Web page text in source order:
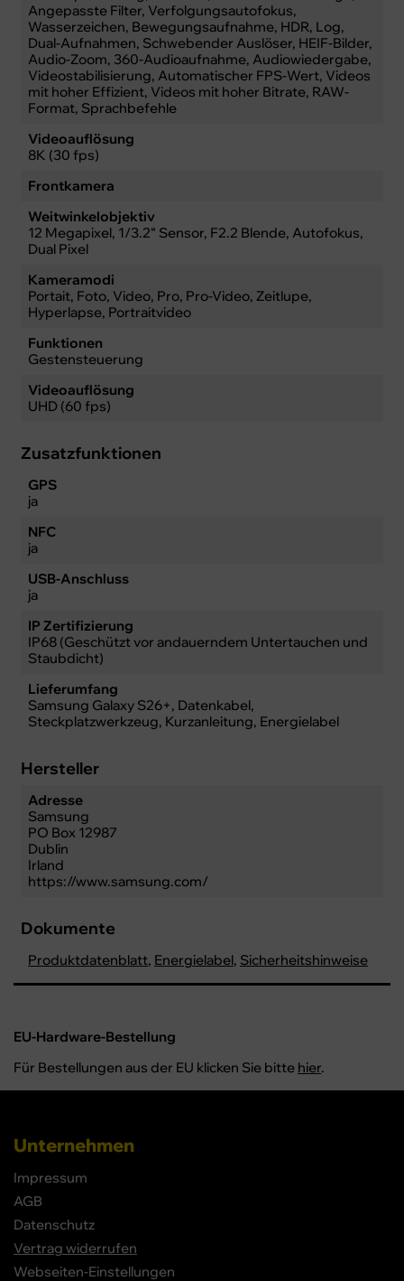
Angepasste Filter, Verfolgungsautofokus,
Wasserzeichen, Bewegungsaufnahme, HDR, Log,
Dual-Aufnahmen, Schwebender Auslöser, HEIF-Bilder,
Audio-Zoom, 360-Audioaufnahme, Audiowiedergabe,
Videostabilisierung, Automatischer FPS-Wert, Videos
mit hoher Effizient, Videos mit hoher Bitrate, RAW-
Format, Sprachbefehle
Videoauflösung
8K (30 fps)
Frontkamera
Weitwinkelobjektiv
12 Megapixel, 1/3.2“ Sensor, F2.2 Blende, Autofokus,
Dual Pixel
Kameramodi
Portait, Foto, Video, Pro, Pro-Video, Zeitlupe,
Hyperlapse, Portraitvideo
Funktionen
Gestensteuerung
Videoauflösung
UHD (60 fps)
Zusatzfunktionen
GPS
ja
NFC
ja
USB-Anschluss
ja
IP Zertifizierung
IP68 (Geschützt vor andauerndem Untertauchen und
Staubdicht)
Lieferumfang
Samsung Galaxy S26+, Datenkabel,
Steckplatzwerkzeug, Kurzanleitung, Energielabel
Hersteller
Adresse
Samsung
PO Box 12987
Dublin
Irland
https://www.samsung.com/
Dokumente
Produktdatenblatt, Energielabel, Sicherheitshinweise
EU-Hardware-Bestellung
Für Bestellungen aus der EU klicken Sie bitte hier.
Unternehmen
Impressum
AGB
Datenschutz
Vertrag widerrufen
Webseiten-Einstellungen